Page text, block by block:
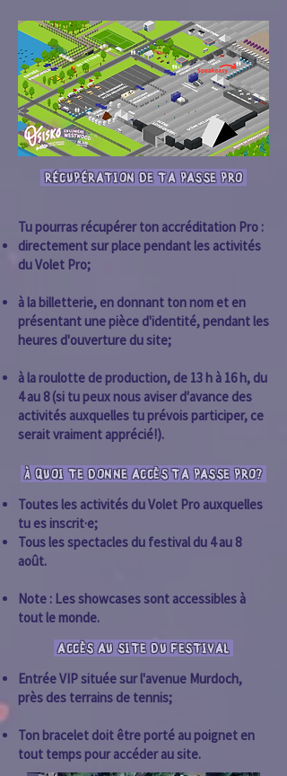
RÉCUPÉRATION DE TA PASSE PRO
Tu pourras récupérer ton accréditation Pro :
directement sur place pendant les activités
du Volet Pro;
à la billetterie, en donnant ton nom et en
présentant une pièce d'identité, pendant les
heures d'ouverture du site;
à la roulotte de production, de 13 h à 16 h, du
4 au 8 (si tu peux nous aviser d'avance des
activités auxquelles tu prévois participer, ce
serait vraiment apprécié!).
À QUOI TE DONNE ACCÈS TA PASSE PRO?
Toutes les activités du Volet Pro auxquelles
tu es inscrit·e;
Tous les spectacles du festival du 4 au 8
août.
Note : Les showcases sont accessibles à
tout le monde.
ACCÈS AU SITE DU FESTIVAL
Entrée VIP située sur l'avenue Murdoch,
près des terrains de tennis;
Ton bracelet doit être porté au poignet en
tout temps pour accéder au site.